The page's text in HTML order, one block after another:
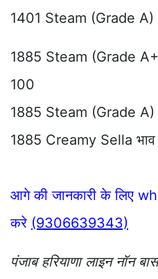
1401 Steam (Grade A)
1885 Steam (Grade
100
1885 Steam (Grade
1885 Creamy Sella
आगे की जानकारी के लिए
करे (9306639343)
पंजाब हरियाणा लाइन नॉन